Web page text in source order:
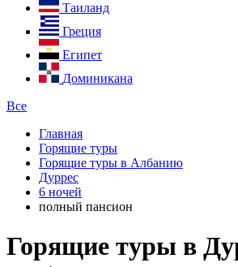
Таиланд
Греция
Египет
Доминикана
Все
Главная
Горящие туры
Горящие туры в Албанию
Дуррес
6 ночей
полный пансион
Горящие туры в